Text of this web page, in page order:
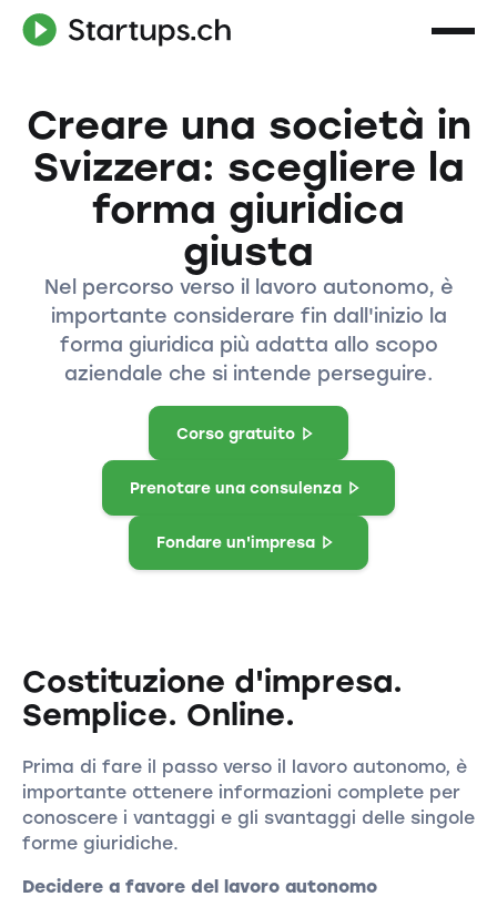
Creare una società in
Svizzera: scegliere la
forma giuridica
giusta
Nel percorso verso il lavoro autonomo, è
importante considerare fin dall'inizio la
forma giuridica più adatta allo scopo
aziendale che si intende perseguire.
Corso gratuito
Prenotare una consulenza
Fondare un'impresa
Costituzione d'impresa.
Semplice. Online.
Prima di fare il passo verso il lavoro autonomo, è
importante ottenere informazioni complete per
conoscere i vantaggi e gli svantaggi delle singole
forme giuridiche.
Decidere a favore del lavoro autonomo